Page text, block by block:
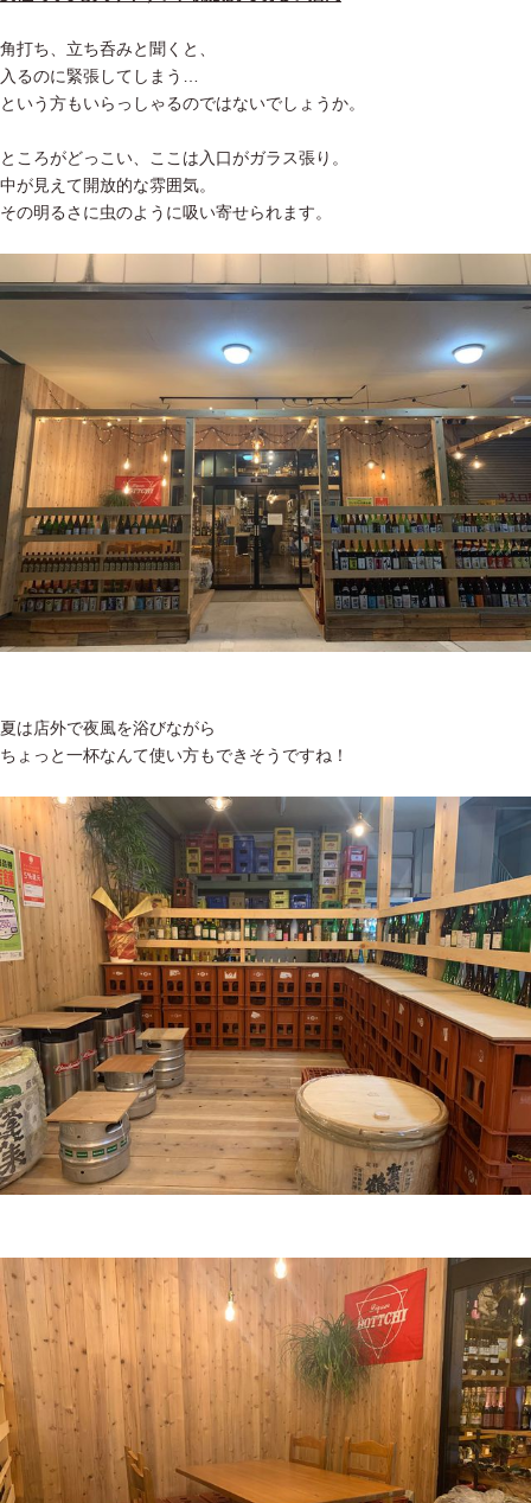
角打ち、立ち呑みと聞くと、
入るのに緊張してしまう…
という方もいらっしゃるのではないでしょうか。
ところがどっこい、ここは入口がガラス張り。
中が見えて開放的な雰囲気。
その明るさに虫のように吸い寄せられます。
夏は店外で夜風を浴びながら
ちょっと一杯なんて使い方もできそうですね！